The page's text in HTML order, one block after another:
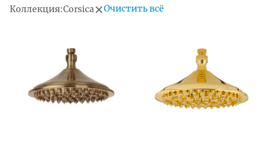
Коллекция:Corsica Очистить всё